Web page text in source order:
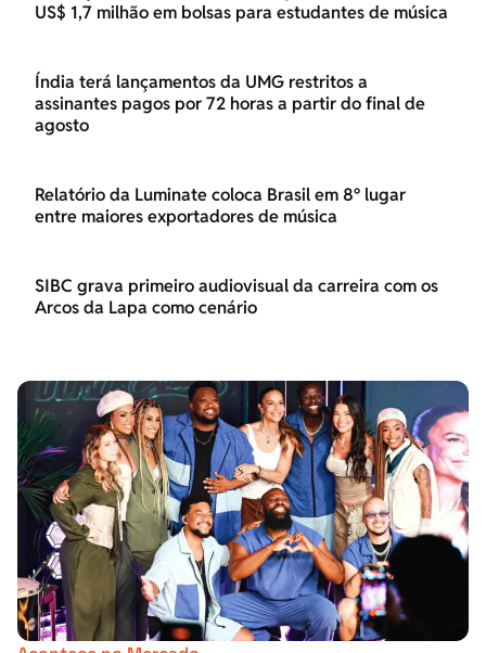
US$ 1,7 milhão em bolsas para estudantes de música
Índia terá lançamentos da UMG restritos a
assinantes pagos por 72 horas a partir do final de
agosto
Relatório da Luminate coloca Brasil em 8º lugar
entre maiores exportadores de música
SIBC grava primeiro audiovisual da carreira com os
Arcos da Lapa como cenário